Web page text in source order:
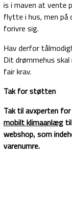
is i maven at vente
flytte i hus, men på
forivre sig.
Hav derfor
Dit drømmehus
fair krav.
Tak for støtten
Tak til avxperten
mobilt klimaanlæg
webshop, som
varenumre.